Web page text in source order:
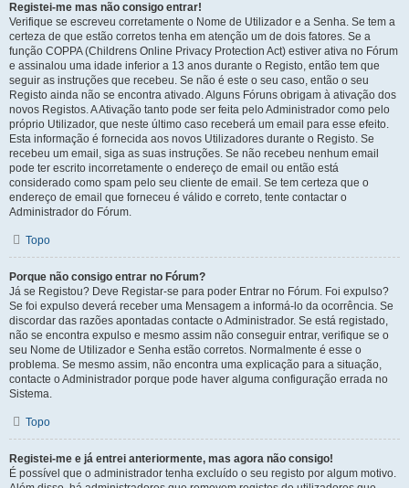
Registei-me mas não consigo entrar!
Verifique se escreveu corretamente o Nome de Utilizador e a Senha. Se tem a
certeza de que estão corretos tenha em atenção um de dois fatores. Se a
função COPPA (Childrens Online Privacy Protection Act) estiver ativa no Fórum
e assinalou uma idade inferior a 13 anos durante o Registo, então tem que
seguir as instruções que recebeu. Se não é este o seu caso, então o seu
Registo ainda não se encontra ativado. Alguns Fóruns obrigam à ativação dos
novos Registos. A Ativação tanto pode ser feita pelo Administrador como pelo
próprio Utilizador, que neste último caso receberá um email para esse efeito.
Esta informação é fornecida aos novos Utilizadores durante o Registo. Se
recebeu um email, siga as suas instruções. Se não recebeu nenhum email
pode ter escrito incorretamente o endereço de email ou então está
considerado como spam pelo seu cliente de email. Se tem certeza que o
endereço de email que forneceu é válido e correto, tente contactar o
Administrador do Fórum.
Topo
Porque não consigo entrar no Fórum?
Já se Registou? Deve Registar-se para poder Entrar no Fórum. Foi expulso?
Se foi expulso deverá receber uma Mensagem a informá-lo da ocorrência. Se
discordar das razões apontadas contacte o Administrador. Se está registado,
não se encontra expulso e mesmo assim não conseguir entrar, verifique se o
seu Nome de Utilizador e Senha estão corretos. Normalmente é esse o
problema. Se mesmo assim, não encontra uma explicação para a situação,
contacte o Administrador porque pode haver alguma configuração errada no
Sistema.
Topo
Registei-me e já entrei anteriormente, mas agora não consigo!
É possível que o administrador tenha excluído o seu registo por algum motivo.